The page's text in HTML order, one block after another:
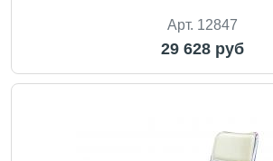
Арт. 12847
29 628 руб